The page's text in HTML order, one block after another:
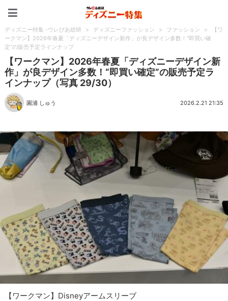
ディズニー特集 -ウレぴあ総研 > ディズニーファッション > ファッション >
【ワ
ークマン】2026年春夏「ディズニーデザイン新作」が良デザイン多数！“即買い確
定”の販売予定ラインナップ
【ワークマン】2026年春夏「ディズニーデザイン新
作」が良デザイン多数！“即買い確定”の販売予定ラ
インナップ（写真 29/30）
園浦 しゅう 2026.2.21 21:35
【ワークマン】Disneyアームスリーブ